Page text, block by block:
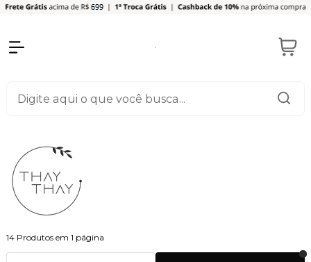
14 Produtos em 1 página